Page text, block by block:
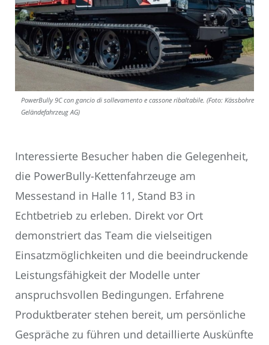
PowerBully 9C con gancio di sollevamento e cassone ribaltabile. (Foto: Kässbohrer
Geländefahrzeug AG)
Interessierte Besucher haben die Gelegenheit,
die PowerBully-Kettenfahrzeuge am
Messestand in Halle 11, Stand B3 in
Echtbetrieb zu erleben. Direkt vor Ort
demonstriert das Team die vielseitigen
Einsatzmöglichkeiten und die beeindruckende
Leistungsfähigkeit der Modelle unter
anspruchsvollen Bedingungen. Erfahrene
Produktberater stehen bereit, um persönliche
Gespräche zu führen und detaillierte Auskünfte